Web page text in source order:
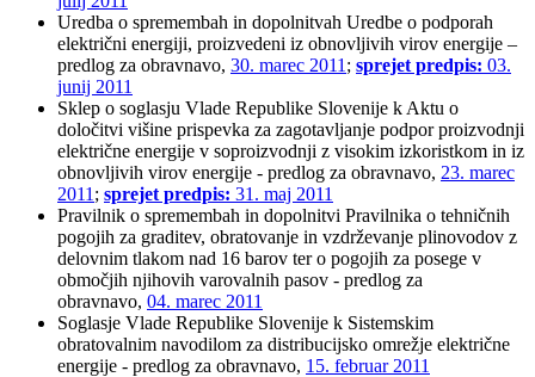
Uredba o spremembah in dopolnitvah Uredbe o podporah
električni energiji, proizvedeni iz obnovljivih virov energije –
predlog za obravnavo, 30. marec 2011 ; sprejet predpis: 03.
junij 2011
Sklep o soglasju Vlade Republike Slovenije k Aktu o
določitvi višine prispevka za zagotavljanje podpor proizvodnji
električne energije v soproizvodnji z visokim izkoristkom in iz
obnovljivih virov energije - predlog za obravnavo, 23. marec
2011 ; sprejet predpis: 31. maj 2011
Pravilnik o spremembah in dopolnitvi Pravilnika o tehničnih
pogojih za graditev, obratovanje in vzdrževanje plinovodov z
delovnim tlakom nad 16 barov ter o pogojih za posege v
območjih njihovih varovalnih pasov - predlog za
obravnavo, 04. marec 2011
Soglasje Vlade Republike Slovenije k Sistemskim
obratovalnim navodilom za distribucijsko omrežje električne
energije - predlog za obravnavo, 15. februar 2011